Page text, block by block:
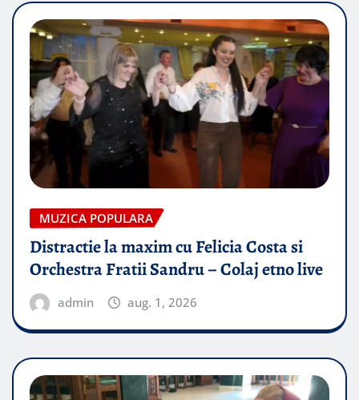
MUZICA POPULARA
Distractie la maxim cu Felicia Costa si
Orchestra Fratii Sandru – Colaj etno live
admin aug. 1, 2026